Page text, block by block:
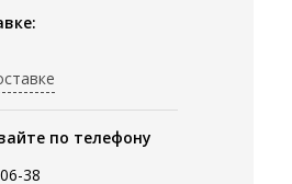
по телефону
38